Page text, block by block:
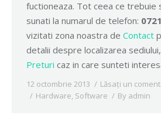
fuctioneaza. Tot ceea ce trebuie
sunati la numarul de telefon:
vizitati zona noastra de Contact
detalii despre localizarea
Preturi caz in care sunteti
12 octombrie 2013
Lăsați un
Hardware, Software By admin